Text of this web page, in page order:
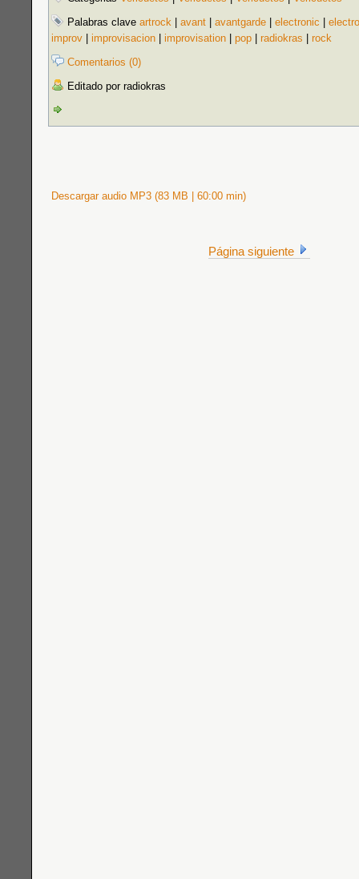
Palabras clave artrock avant avantgarde electronic
improv
improvisacion improvisation pop radiokras
rock
Comentarios (0)
Editado por radiokras
Descargar audio MP3 (83 MB | 60:00 min)
Página siguiente